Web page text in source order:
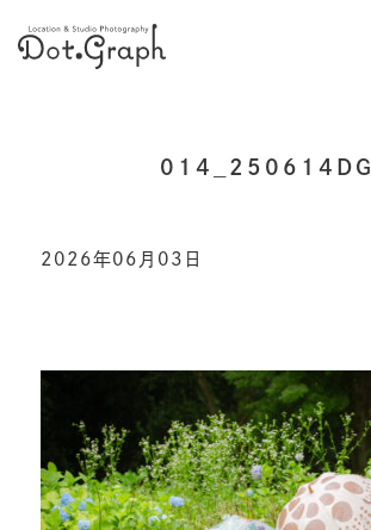
014_250614DG
2026年06月03日